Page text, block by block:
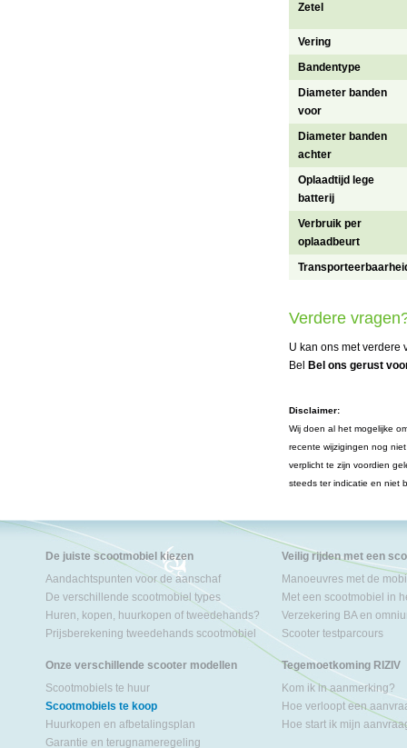
Zetel
Vering
Bandentype
Diameter banden
voor
Diameter banden
achter
Oplaadtijd lege
batterij
Verbruik per
oplaadbeurt
Verdere
U kan ons met verdere
Bel
Bel ons gerust
Disclaimer:
Wij doen al het mogelijke
recente wijzigingen nog
verplicht te zijn voordien
steeds ter indicatie en niet
De juiste scootmobiel kiezen
Aandachtspunten voor de aanschaf
De verschillende scootmobiel types
Huren, kopen, huurkopen of tweedehands?
Prijsberekening tweedehands scootmobiel
Onze verschillende scooter modellen
Scootmobiels te huur
Scootmobiels te koop
Huurkopen en afbetalingsplan
Garantie en terugnameregeling
Veilig rijden met een
Manoeuvres met de
Met een scootmobiel in
Verzekering BA en
Scooter testparcours
Tegemoetkoming RIZIV
Kom ik in aanmerking?
Hoe verloopt een
Hoe start ik mijn